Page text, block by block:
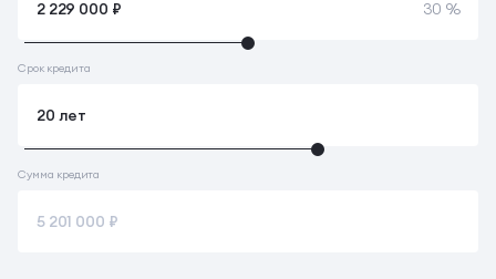
30 %
Срок кредита
Сумма кредита